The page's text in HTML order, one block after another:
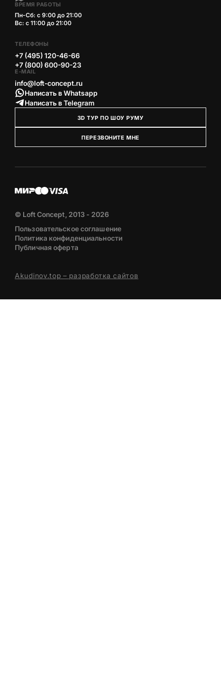
ВРЕМЯ РАБОТЫ
Пн-Сб: с 9:00 до 21:00
Вс: с 11:00 до 21:00
ТЕЛЕФОНЫ
+7 (495) 120-46-66
+7 (800) 600-90-23
E-MAIL
info@loft-concept.ru
Написать в Whatsapp
Написать в Telegram
3D ТУР ПО ШОУ РУМУ
ПЕРЕЗВОНИТЕ МНЕ
© Loft Concept, 2013 - 2026
Пользовательское соглашение
Политика конфиденциальности
Публичная оферта
Akudinov.top – разработка сайтов